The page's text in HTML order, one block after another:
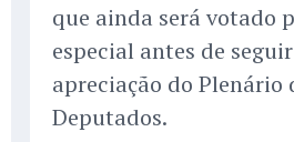
que ainda será votado
especial antes de
apreciação do Plenário
Deputados.